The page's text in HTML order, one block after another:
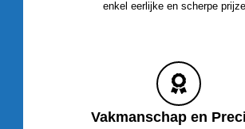
enkel eerlijke en scherpe
Vakmanschap en